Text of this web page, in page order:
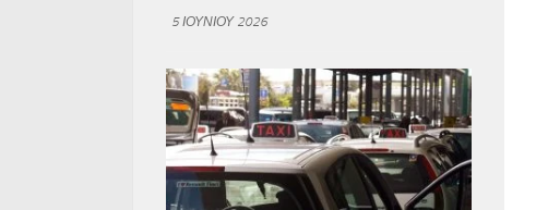
5 ΙΟΥΝΊΟΥ 2026